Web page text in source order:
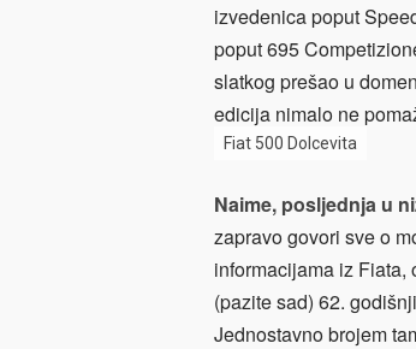
izvedenica poput
poput 695
slatkog prešao u
edicija nimalo ne
Fiat 500 Dolcevita
Naime, posljednja u
zapravo govori sve o
informacijama iz
(pazite sad) 62.
Jednostavno brojem